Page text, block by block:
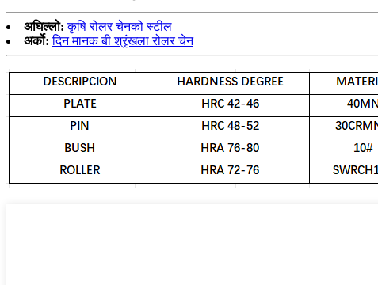
अघिल्लो: कृषि रोलर चेनको स्टील
अर्को: दिन मानक बी श्रृंखला रोलर चेन